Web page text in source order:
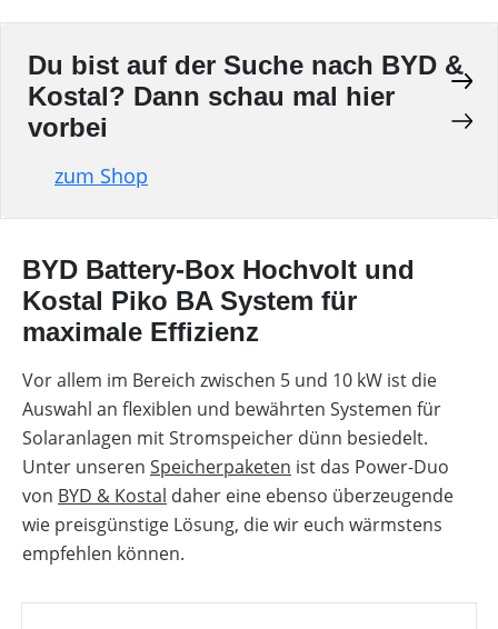
Du bist auf der Suche nach BYD &
Kostal? Dann schau mal hier
vorbei
zum Shop
BYD Battery-Box Hochvolt und
Kostal Piko BA System für
maximale Effizienz
Vor allem im Bereich zwischen 5 und 10 kW ist die
Auswahl an flexiblen und bewährten Systemen für
Solaranlagen mit Stromspeicher dünn besiedelt.
Unter unseren Speicherpaketen ist das Power-Duo
von BYD & Kostal daher eine ebenso überzeugende
wie preisgünstige Lösung, die wir euch wärmstens
empfehlen können.